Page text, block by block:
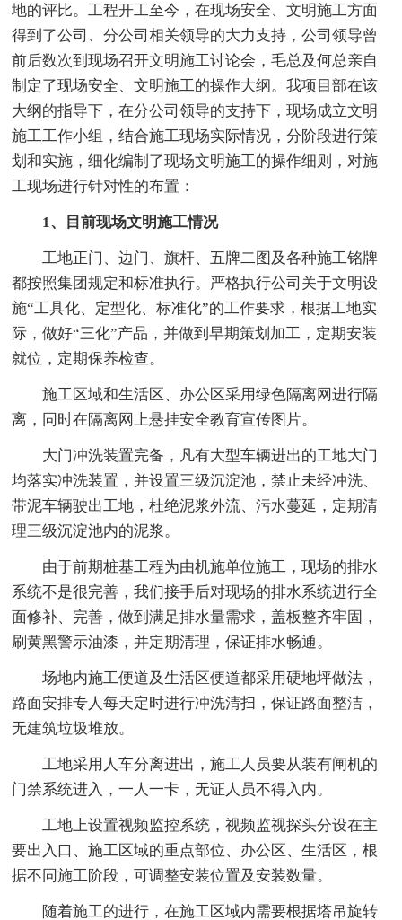
地的评比。工程开工至今，在现场安全、文明施工方面
得到了公司、分公司相关领导的大力支持，公司领导曾
前后数次到现场召开文明施工讨论会，毛总及何总亲自
制定了现场安全、文明施工的操作大纲。我项目部在该
大纲的指导下，在分公司领导的支持下，现场成立文明
施工工作小组，结合施工现场实际情况，分阶段进行策
划和实施，细化编制了现场文明施工的操作细则，对施
工现场进行针对性的布置：
1、目前现场文明施工情况
工地正门、边门、旗杆、五牌二图及各种施工铭牌
都按照集团规定和标准执行。严格执行公司关于文明设
施“工具化、定型化、标准化”的工作要求，根据工地实
际，做好“三化”产品，并做到早期策划加工，定期安装
就位，定期保养检查。
施工区域和生活区、办公区采用绿色隔离网进行隔
离，同时在隔离网上悬挂安全教育宣传图片。
大门冲洗装置完备，凡有大型车辆进出的工地大门
均落实冲洗装置，并设置三级沉淀池，禁止未经冲洗、
带泥车辆驶出工地，杜绝泥浆外流、污水蔓延，定期清
理三级沉淀池内的泥浆。
由于前期桩基工程为由机施单位施工，现场的排水
系统不是很完善，我们接手后对现场的排水系统进行全
面修补、完善，做到满足排水量需求，盖板整齐牢固，
刷黄黑警示油漆，并定期清理，保证排水畅通。
场地内施工便道及生活区便道都采用硬地坪做法，
路面安排专人每天定时进行冲洗清扫，保证路面整洁，
无建筑垃圾堆放。
工地采用人车分离进出，施工人员要从装有闸机的
门禁系统进入，一人一卡，无证人员不得入内。
工地上设置视频监控系统，视频监视探头分设在主
要出入口、施工区域的重点部位、办公区、生活区，根
据不同施工阶段，可调整安装位置及安装数量。
随着施工的进行，在施工区域内需要根据塔吊旋转